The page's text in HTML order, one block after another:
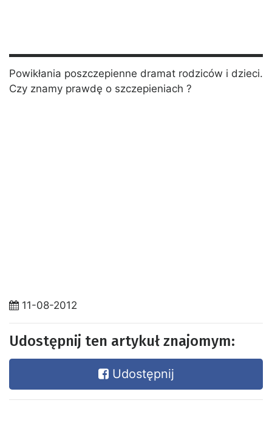
Powikłania poszczepienne dramat rodziców i dzieci.
Czy znamy prawdę o szczepieniach ?
11-08-2012
Udostępnij ten artykuł znajomym:
Udostępnij